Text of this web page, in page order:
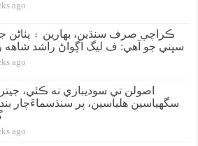
ago
ڪراچي صرف سنڌين، بهارين ۽ پٺاڻن
سڀني جو آهي: ف ليگ اڳواڻ راشد شاهه
ago
سگهياسين هلياسين، پر سنڌسماءَچار بند
ago